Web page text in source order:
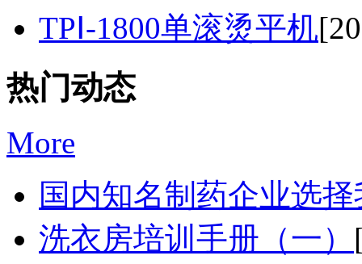
TPⅠ-1800单滚烫平机
热门动态
More
国内知名制药企业选择
洗衣房培训手册（一）